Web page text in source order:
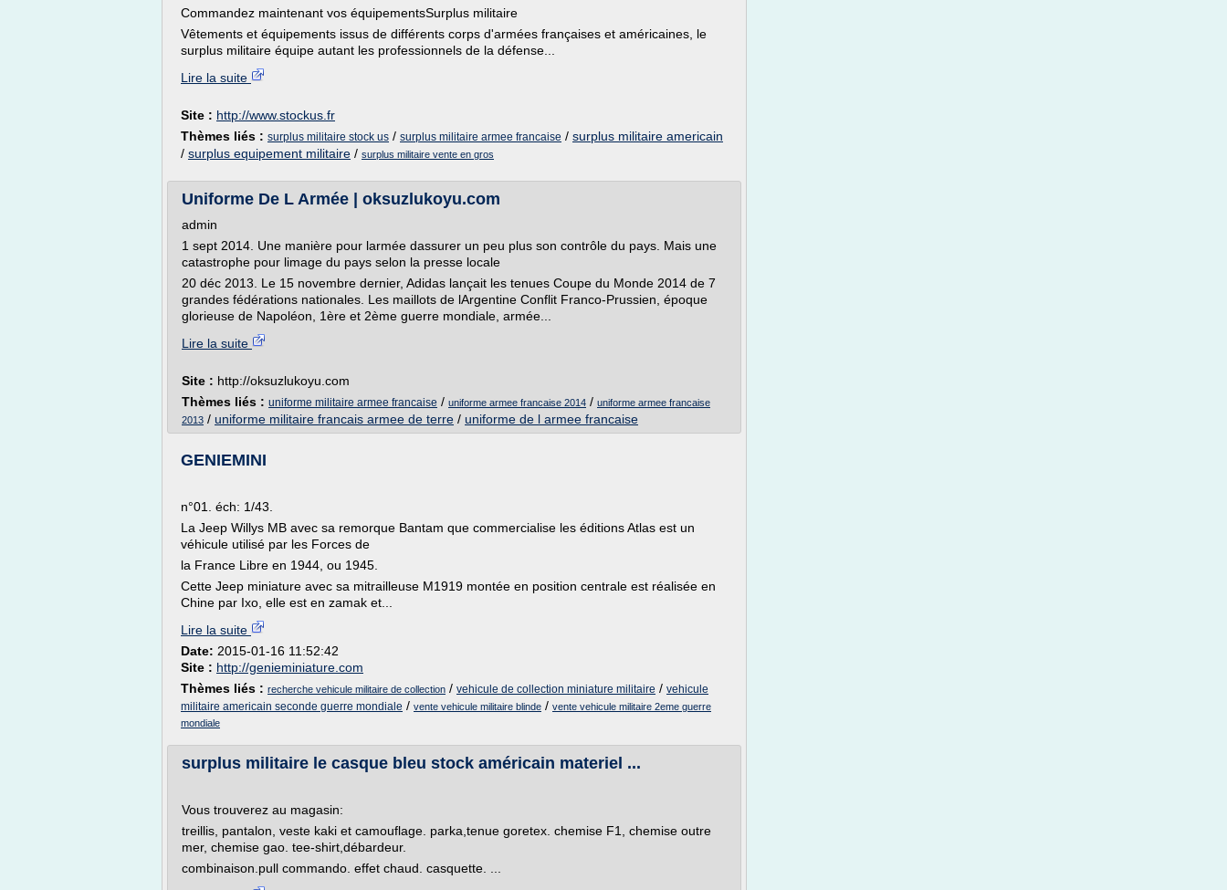
Commandez maintenant vos équipementsSurplus militaire
Vêtements et équipements issus de différents corps d'armées françaises et américaines, le
surplus militaire équipe autant les professionnels de la défense...
Lire la suite
Site : http://www.stockus.fr
Thèmes liés : surplus militaire stock us / surplus militaire armee francaise / surplus militaire americain
/ surplus equipement militaire / surplus militaire vente en gros
Uniforme De L Armée | oksuzlukoyu.com
admin
1 sept 2014. Une manière pour larmée dassurer un peu plus son contrôle du pays. Mais une
catastrophe pour limage du pays selon la presse locale
20 déc 2013. Le 15 novembre dernier, Adidas lançait les tenues Coupe du Monde 2014 de 7
grandes fédérations nationales. Les maillots de lArgentine Conflit Franco-Prussien, époque
glorieuse de Napoléon, 1ère et 2ème guerre mondiale, armée...
Lire la suite
Site : http://oksuzlukoyu.com
Thèmes liés : uniforme militaire armee francaise / uniforme armee francaise 2014 / uniforme armee francaise
2013 / uniforme militaire francais armee de terre / uniforme de l armee francaise
GENIEMINI
n°01. éch: 1/43.
La Jeep Willys MB avec sa remorque Bantam que commercialise les éditions Atlas est un
véhicule utilisé par les Forces de
la France Libre en 1944, ou 1945.
Cette Jeep miniature avec sa mitrailleuse M1919 montée en position centrale est réalisée en
Chine par Ixo, elle est en zamak et...
Lire la suite
Date: 2015-01-16 11:52:42
Site : http://genieminiature.com
Thèmes liés : recherche vehicule militaire de collection / vehicule de collection miniature militaire / vehicule
militaire americain seconde guerre mondiale / vente vehicule militaire blinde / vente vehicule militaire 2eme guerre
mondiale
surplus militaire le casque bleu stock américain materiel ...
Vous trouverez au magasin:
treillis, pantalon, veste kaki et camouflage. parka,tenue goretex. chemise F1, chemise outre
mer, chemise gao. tee-shirt,débardeur.
combinaison.pull commando. effet chaud. casquette. ...